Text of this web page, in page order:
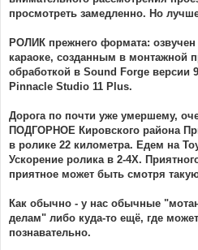
просмотреть замедленно. Но
РОЛИК прежнего формата:
караоке, созданным в монтажной
обработкой в Sound Forge версии
Pinnacle Studio 11 Plus.
Дорога по почти уже умершему,
ПОДГОРНОЕ Кировского района
в ролике 22 километра. Едем на
Ускорение ролика в 2-4Х.
приятное может быть смотря
Как обычно - у нас обычные
делам" либо куда-то ещё, где
познавательно.